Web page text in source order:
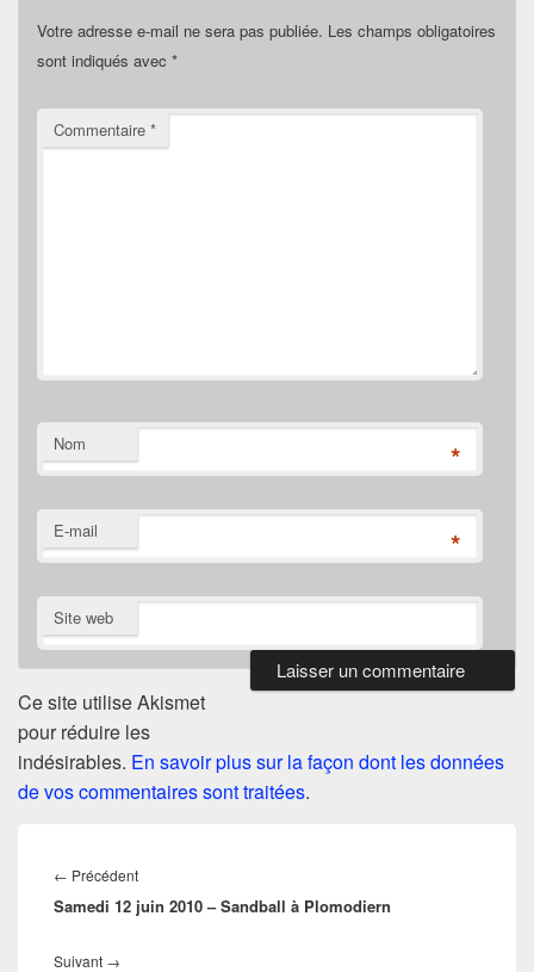
Votre adresse e-mail ne sera pas publiée. Les champs obligatoires
sont indiqués avec *
Commentaire *
Nom *
E-mail *
Site web
Ce site utilise Akismet
pour réduire les
indésirables. En savoir plus sur la façon dont les données
de vos commentaires sont traitées.
de
l’article
← PrécédentArticle
précédent :
Samedi 12 juin 2010 – Sandball à Plomodiern
Suivant →